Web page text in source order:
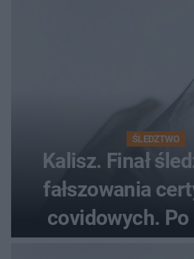
ŚLEDZTWO
Kalisz. Finał
fałszowania
covidowych. Po
prokurator